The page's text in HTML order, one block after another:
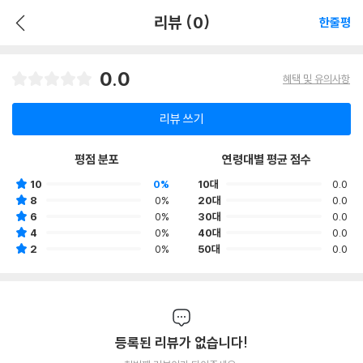
리뷰 (0) 한줄평
0.0 혜택 및 유의사항
리뷰 쓰기
평점 분포
10
0%
8
0%
6
0%
4
0%
2
0%
연령대별 평균 점수
10대
0.0
20대
0.0
30대
0.0
40대
0.0
50대
0.0
등록된 리뷰가 없습니다!